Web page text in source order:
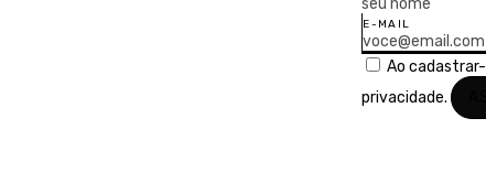
E-MAIL
Ao
privacidade.